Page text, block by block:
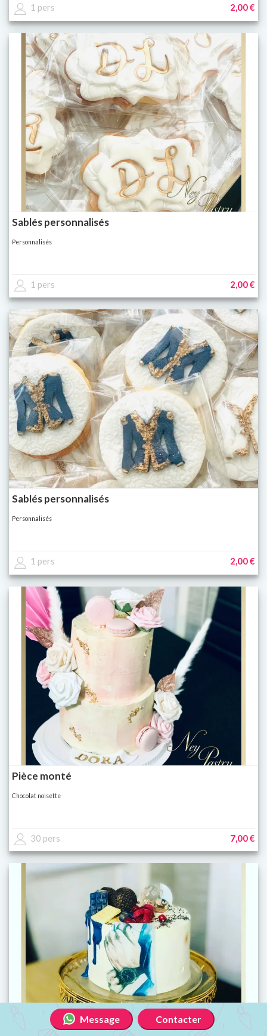
1 pers 2,00 €
Sablés personnalisés
Personnalisés
1 pers 2,00 €
Sablés personnalisés
Personnalisés
1 pers 2,00 €
Pièce monté
Chocolat noisette
30 pers 7,00 €
Message Contacter